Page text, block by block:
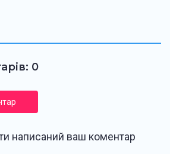
0
написаний ваш коментар